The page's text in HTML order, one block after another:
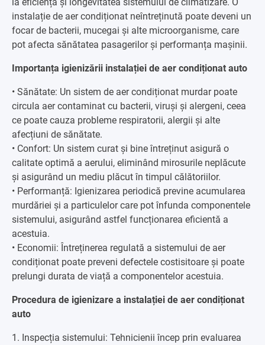
instalație de aer condiționat neîntreținută poate deveni un
focar de bacterii, mucegai și alte microorganisme, care
pot afecta sănătatea pasagerilor și performanța mașinii.
Importanța igienizării instalației de aer condiționat auto
• Sănătate: Un sistem de aer condiționat murdar poate
circula aer contaminat cu bacterii, viruși și alergeni, ceea
ce poate cauza probleme respiratorii, alergii și alte
afecțiuni de sănătate.
• Confort: Un sistem curat și bine întreținut asigură o
calitate optimă a aerului, eliminând mirosurile neplăcute
și asigurând un mediu plăcut în timpul călătoriilor.
• Performanță: Igienizarea periodică previne acumularea
murdăriei și a particulelor care pot înfunda componentele
sistemului, asigurând astfel funcționarea eficientă a
acestuia.
• Economii: Întreținerea regulată a sistemului de aer
condiționat poate preveni defectele costisitoare și poate
prelungi durata de viață a componentelor acestuia.
Procedura de igienizare a instalației de aer condiționat
auto
1. Inspecția sistemului: Tehnicienii încep prin evaluarea